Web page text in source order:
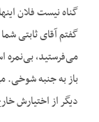
گناه نیست فلان
گفتم آقای ثابتی
می‌فرستید،
باز به جنبه
دیگر از اختیارش